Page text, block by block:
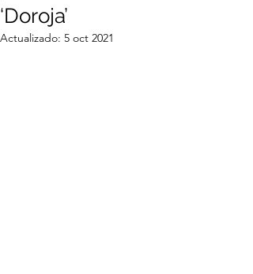
‘Doroja’
Actualizado: 5 oct 2021